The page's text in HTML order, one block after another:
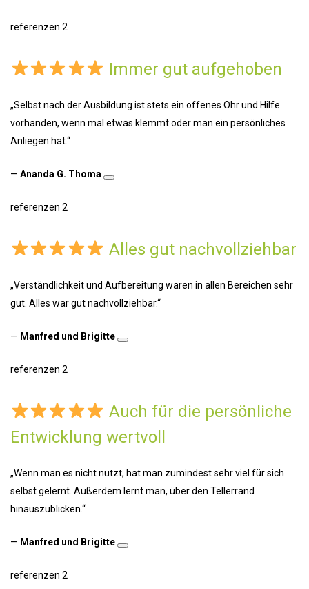
referenzen 2
Immer gut aufgehoben
„Selbst nach der Ausbildung ist stets ein offenes Ohr und Hilfe
vorhanden, wenn mal etwas klemmt oder man ein persönliches
Anliegen hat.“
— Ananda G. Thoma
referenzen 2
Alles gut nachvollziehbar
„Verständlichkeit und Aufbereitung waren in allen Bereichen sehr
gut. Alles war gut nachvollziehbar.“
— Manfred und Brigitte
referenzen 2
Auch für die persönliche
Entwicklung wertvoll
„Wenn man es nicht nutzt, hat man zumindest sehr viel für sich
selbst gelernt. Außerdem lernt man, über den Tellerrand
hinauszublicken.“
— Manfred und Brigitte
referenzen 2